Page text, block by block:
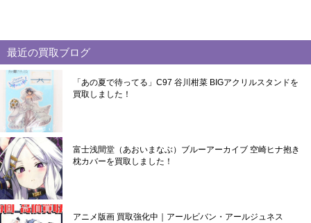
最近の買取ブログ
「あの夏で待ってる」C97 谷川柑菜 BIGアクリルスタンドを
買取しました！
富士浅間堂（あおいまなぶ）ブルーアーカイブ 空崎ヒナ抱き
枕カバーを買取しました！
アニメ版画 買取強化中｜アールビバン・アールジュネス